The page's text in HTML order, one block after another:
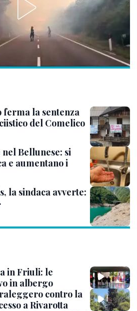
ferma la sentenza
del Comelico
Bellunese: si
e aumentano i
la sindaca avverte:
in Friuli: le
in albergo
contro la
a Rivarotta